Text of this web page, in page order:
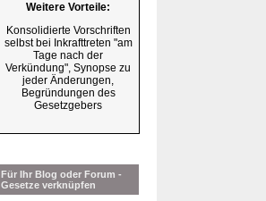
Weitere Vorteile:
Konsolidierte Vorschriften
selbst bei Inkrafttreten "am
Tage nach der
Verkündung", Synopse zu
jeder Änderungen,
Begründungen des
Gesetzgebers
Für Ihr Blog oder Forum -
Gesetze verknüpfen